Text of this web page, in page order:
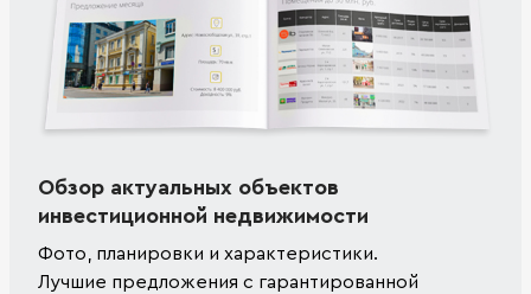
Обзор актуальных объектов
инвестиционной недвижимости
Фото, планировки и характеристики.
Лучшие предложения с гарантированной